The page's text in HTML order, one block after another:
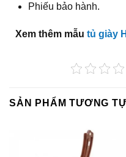
Phiếu bảo hành.
Xem thêm mẫu tủ giày
SẢN PHẨM TƯƠNG